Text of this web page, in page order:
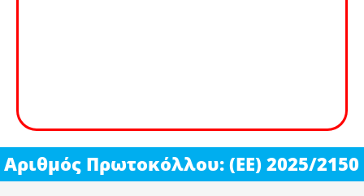
Αριθμός Πρωτοκόλλου: (ΕΕ) 2025/2150